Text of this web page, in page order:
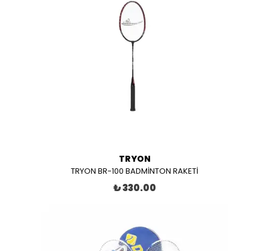
TRYON
TRYON BR-100 BADMİNTON RAKETİ
₺ 330.00